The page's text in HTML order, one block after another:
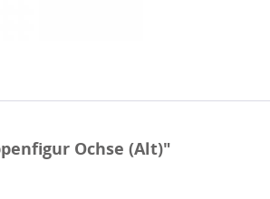
Ochse (Alt)"